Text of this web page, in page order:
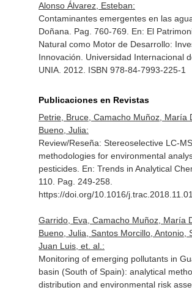
Alonso Álvarez, Esteban:
Contaminantes emergentes en las
Doñana. Pag. 760-769. En: El
Natural como Motor de Desarrollo:
Innovación . Universidad Internacional
UNIA. 2012. ISBN 978-84-7993-225-1
Publicaciones en Revistas
Petrie, Bruce, Camacho Muñoz, María
Bueno, Julia:
Review/Reseña: Stereoselective LC-
methodologies for environmental
pesticides. En: Trends in Analytical
110. Pag. 249-258.
https://doi.org/10.1016/
Garrido, Eva, Camacho Muñoz, María
Bueno, Julia, Santos Morcillo, Antonio,
Juan Luis, et. al.:
Monitoring of emerging pollutants in
basin (South of Spain): analytical
distribution and environmental risk